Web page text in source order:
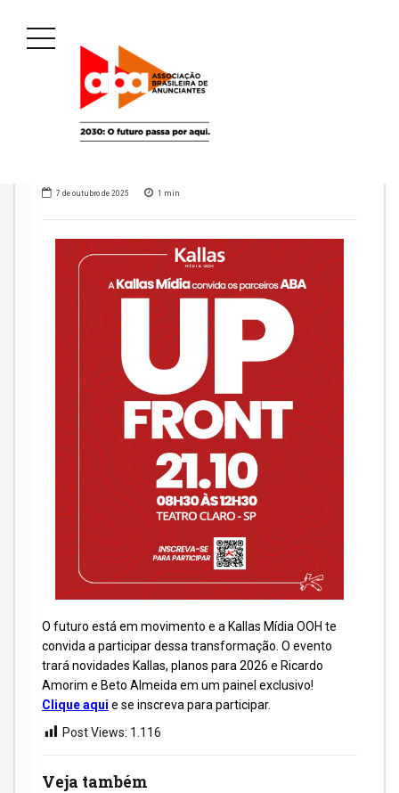
Veja também
7 de outubro de 2025 1 min
O futuro está em movimento e a Kallas Mídia OOH te
convida a participar dessa transformação. O evento
trará novidades Kallas, planos para 2026 e Ricardo
Amorim e Beto Almeida em um painel exclusivo!
Clique aqui e se inscreva para participar.
Post Views: 1.116